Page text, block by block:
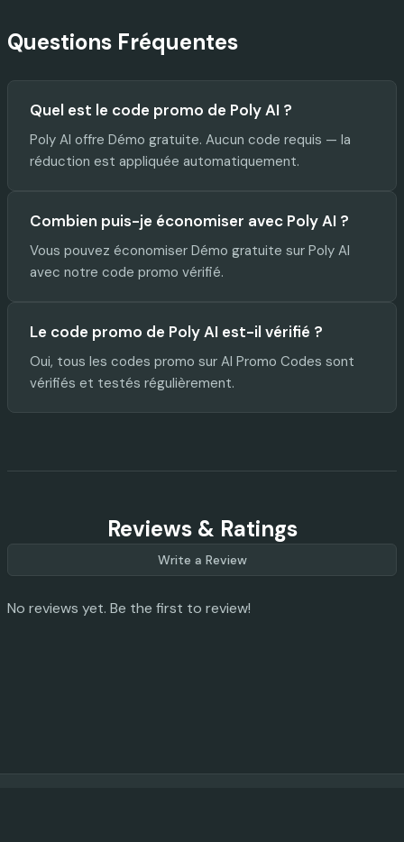
Questions Fréquentes
Quel est le code promo de Poly AI ?
Poly AI offre Démo gratuite. Aucun code requis — la
réduction est appliquée automatiquement.
Combien puis-je économiser avec Poly AI ?
Vous pouvez économiser Démo gratuite sur Poly AI
avec notre code promo vérifié.
Le code promo de Poly AI est-il vérifié ?
Oui, tous les codes promo sur AI Promo Codes sont
vérifiés et testés régulièrement.
Reviews & Ratings
Write a Review
No reviews yet. Be the first to review!